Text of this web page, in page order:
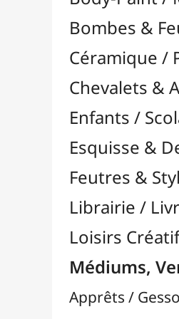
Feutres & Stylos
Librairie / Livres
Loisirs Créatifs
Médiums, Vernis & Colles
Apprêts / Gessos 
Colles & Adhésifs 
Fixatifs
Liants
Liants Aquarelle
Vernis / Protection 
Vernis-Colles